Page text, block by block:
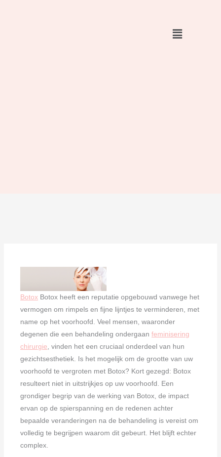
Botox Botox heeft een reputatie opgebouwd vanwege het
vermogen om rimpels en fijne lijntjes te verminderen, met
name op het voorhoofd. Veel mensen, waaronder
degenen die een behandeling ondergaanfeminisering
chirurgie , vinden het een cruciaal onderdeel van hun
gezichtsesthetiek. Is het mogelijk om de grootte van uw
voorhoofd te vergroten met Botox? Kort gezegd: Botox
resulteert niet in uitstrijkjes op uw voorhoofd. Een
grondiger begrip van de werking van Botox, de impact
ervan op de spierspanning en de redenen achter
bepaalde veranderingen na de behandeling is vereist om
volledig te begrijpen waarom dit gebeurt. Het blijft echter
complex.